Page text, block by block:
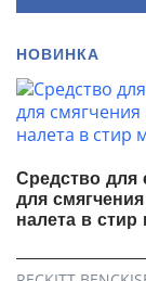
НОВИНКА
Средство для
для
налета в